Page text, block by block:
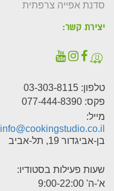
סדנת אפייה צרפתית
יצירת קשר:
טלפון: 03-303-8115
פקס: 077-444-8390
מייל:
info@cookingstudio.co.il
בן-אביגדור 19, תל-אביב
שעות פעילות בסטודיו:
א'-ה' 9:00-22:00